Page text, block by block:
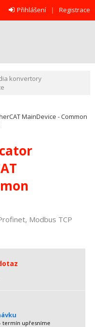
Přihlášení Registrace
konvertory
Modbus TCP
termín upřesníme